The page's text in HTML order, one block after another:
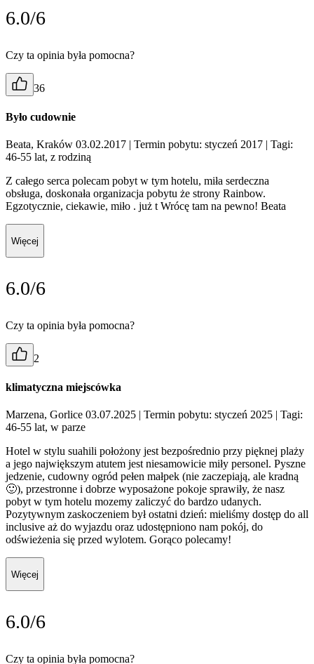
6.0/6
Czy ta opinia była pomocna?
36
Było cudownie
Beata, Kraków 03.02.2017 | Termin pobytu: styczeń 2017 | Tagi:
46-55 lat, z rodziną
Z całego serca polecam pobyt w tym hotelu, miła serdeczna
obsługa, doskonała organizacja pobytu że strony Rainbow.
Egzotycznie, ciekawie, miło . już t Wrócę tam na pewno! Beata
Więcej
6.0/6
Czy ta opinia była pomocna?
2
klimatyczna miejscówka
Marzena, Gorlice 03.07.2025 | Termin pobytu: styczeń 2025 | Tagi:
46-55 lat, w parze
Hotel w stylu suahili położony jest bezpośrednio przy pięknej plaży
a jego największym atutem jest niesamowicie miły personel. Pyszne
jedzenie, cudowny ogród pełen małpek (nie zaczepiają, ale kradną
🙂), przestronne i dobrze wyposażone pokoje sprawiły, że nasz
pobyt w tym hotelu mozemy zaliczyć do bardzo udanych.
Pozytywnym zaskoczeniem był ostatni dzień: mieliśmy dostęp do all
inclusive aż do wyjazdu oraz udostępniono nam pokój, do
odświeżenia się przed wylotem. Gorąco polecamy!
Więcej
6.0/6
Czy ta opinia była pomocna?